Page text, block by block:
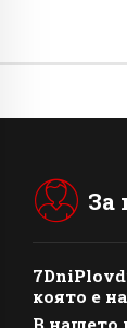
За
която е